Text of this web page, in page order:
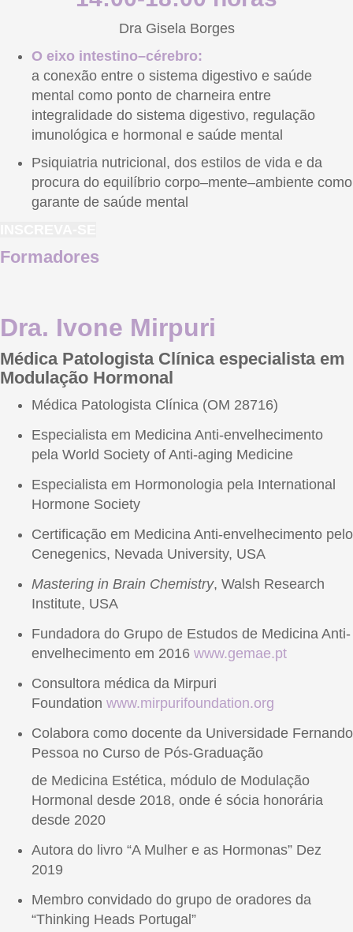
Dra Gisela Borges
O eixo intestino–cérebro:
a conexão entre o sistema digestivo e saúde
mental como ponto de charneira entre
integralidade do sistema digestivo, regulação
imunológica e hormonal e saúde mental
Psiquiatria nutricional, dos estilos de vida e da
procura do equilíbrio corpo–mente–ambiente como
garante de saúde mental
Formadores
Dra. Ivone Mirpuri
Médica Patologista Clínica especialista em
Modulação Hormonal
Médica Patologista Clínica (OM 28716)
Especialista em Medicina Anti-envelhecimento
pela World Society of Anti-aging Medicine
Especialista em Hormonologia pela International
Hormone Society
Certificação em Medicina Anti-envelhecimento pelo
Cenegenics, Nevada University, USA
Mastering in Brain Chemistry, Walsh Research
Institute, USA
Fundadora do Grupo de Estudos de Medicina Anti-
envelhecimento em 2016 www.gemae.pt
Consultora médica da Mirpuri
Foundation www.mirpurifoundation.org
Colabora como docente da Universidade Fernando
Pessoa no Curso de Pós-Graduação
de Medicina Estética, módulo de Modulação
Hormonal desde 2018, onde é sócia honorária
desde 2020
Autora do livro “A Mulher e as Hormonas” Dez
2019
Membro convidado do grupo de oradores da
“Thinking Heads Portugal”